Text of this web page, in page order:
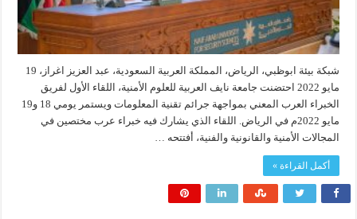
شبكة بيئة ابوظبي، الرياض، المملكة العربية السعودية، عبد العزيز اغراز، 19
مايو 2022 احتضنت جامعة نايف العربية للعلوم الأمنية، اللقاء الأول لفريق
الخبراء العرب المعني بمواجهة جرائم تقنية المعلومات ويستمر يومي 18 و19
مايو 2022م في الرياض. اللقاء الذي يشارك فيه خبراء عرب مختصين في
المجالات الأمنية والقانونية والفنية، أفتتحه …
أكمل القراءة »